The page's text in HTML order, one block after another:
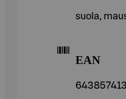
suola,
EAN